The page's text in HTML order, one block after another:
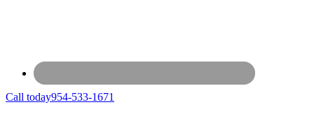
Call today954-533-1671